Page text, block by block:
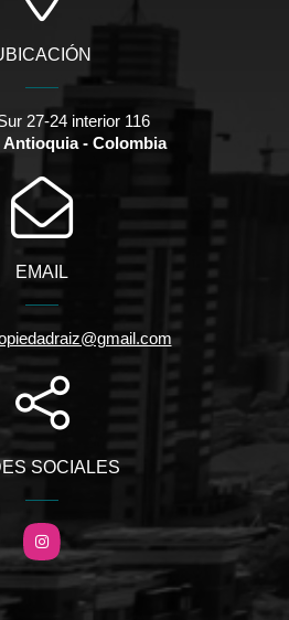
27-24 interior 116
Antioquia - Colombia
EMAIL
SOCIALES
Instagram